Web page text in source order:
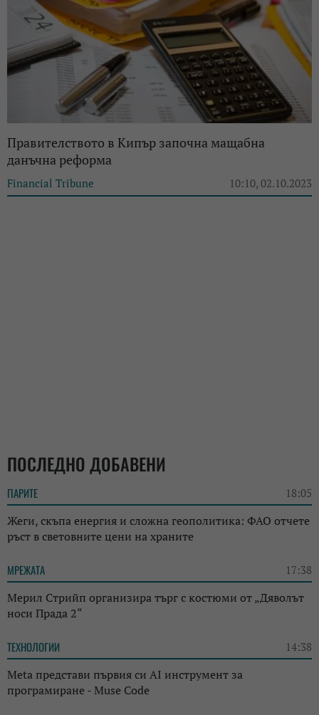
Правителството в Кипър започна мащабна
данъчна реформа
Financial Tribune 10:10, 02.10.2023
ПОСЛЕДНО ДОБАВЕНИ
ПАРИТЕ 18:05
Жеги, скъпа енергия и сложна геополитика: ФАО отчете
ръст в световните цени на храните
МРЕЖАТА 17:38
Мерил Стрийп организира търг с костюми от „Дяволът
носи Прада 2“
ТЕХНОЛОГИИ 14:38
Meta представи първия си AI инструмент за
програмиране - Muse Code